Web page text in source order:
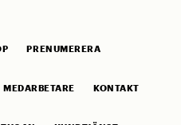
PRENUMERERA
MEDARBETARE KONTAKT